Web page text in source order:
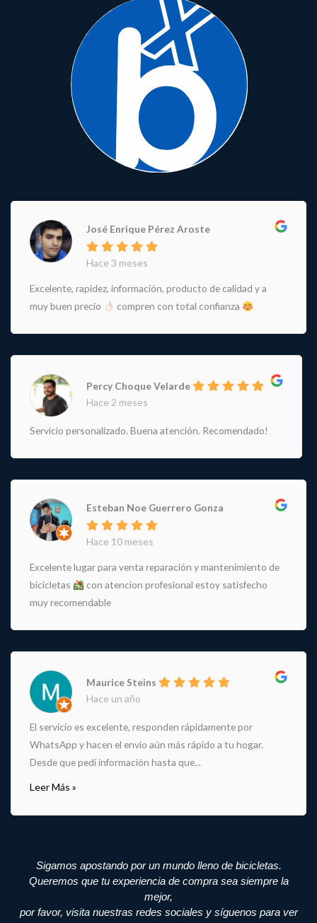
José Enrique Pérez Aroste
Hace 3 meses
Excelente, rapidez, información, producto de calidad y a
muy buen precio
compren con total confianza
Percy Choque Velarde
Hace 2 meses
Servicio personalizado. Buena atención. Recomendado!
Esteban Noe Guerrero Gonza
Hace 10 meses
Excelente lugar para venta reparación y mantenimiento de
bicicletas
con atencion profesional estoy satisfecho
muy recomendable
Maurice Steins
Hace un año
El servicio es excelente, responden rápidamente por
WhatsApp y hacen el envío aún más rápido a tu hogar.
Desde que pedí información hasta que...
Leer Más »
Sigamos apostando por un mundo lleno de bicicletas.
Queremos que tu experiencia de compra sea siempre la
mejor,
por favor, visita nuestras redes sociales y síguenos para ver